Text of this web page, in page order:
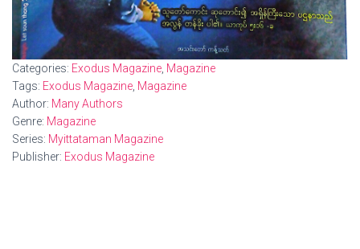
Categories: Exodus Magazine, Magazine
Tags: Exodus Magazine, Magazine
Author: Many Authors
Genre: Magazine
Series: Myittataman Magazine
Publisher: Exodus Magazine